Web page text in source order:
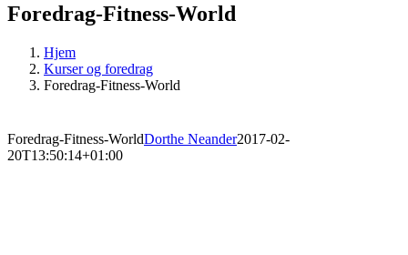
Foredrag-Fitness-World
Hjem
Kurser og foredrag
Foredrag-Fitness-World
Foredrag-Fitness-WorldDorthe Neander2017-02-
20T13:50:14+01:00